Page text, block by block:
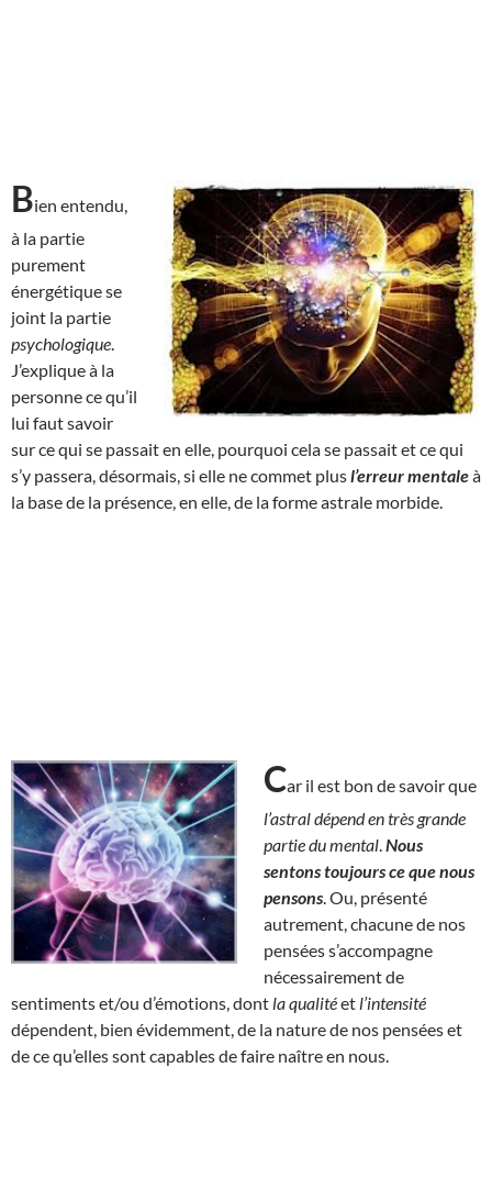
Bien entendu,
à la partie
purement
énergétique se
joint la partie
psychologique
J’explique à la
personne ce qu’il
lui faut savoir
sur ce qui se passait en elle, pourquoi cela se passait et ce qui
s’y passera, désormais, si elle ne commet plusl’erreur mentaleà
la base de la présence, en elle, de la forme astrale morbide.
Car il est bon de savoir que
l’astral dépend en très grande
partie du mental Nous
sentons toujours ce que nous
pensons . Ou, présenté
autrement, chacune de nos
pensées s’accompagne
nécessairement de
sentiments et/ou d’émotions, dont la qualitéet l’intensité
dépendent, bien évidemment, de la nature de nos pensées et
de ce qu’elles sont capables de faire naître en nous.